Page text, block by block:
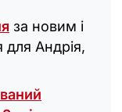
за новим і
для Андрія,